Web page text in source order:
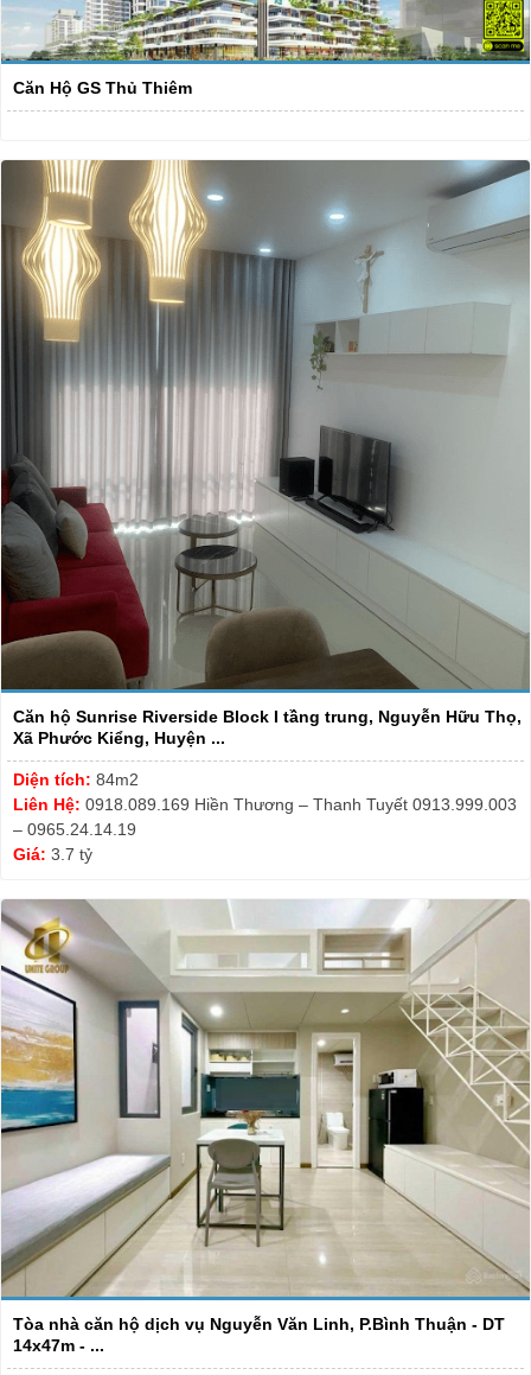
Căn Hộ GS Thủ Thiêm
Căn hộ Sunrise Riverside Block I tầng trung, Nguyễn Hữu Thọ,
Xã Phước Kiểng, Huyện ...
Diện tích: 84m2
Liên Hệ: 0918.089.169 Hiền Thương – Thanh Tuyết 0913.999.003
– 0965.24.14.19
Giá: 3.7 tỷ
Tòa nhà căn hộ dịch vụ Nguyễn Văn Linh, P.Bình Thuận - DT
14x47m - ...